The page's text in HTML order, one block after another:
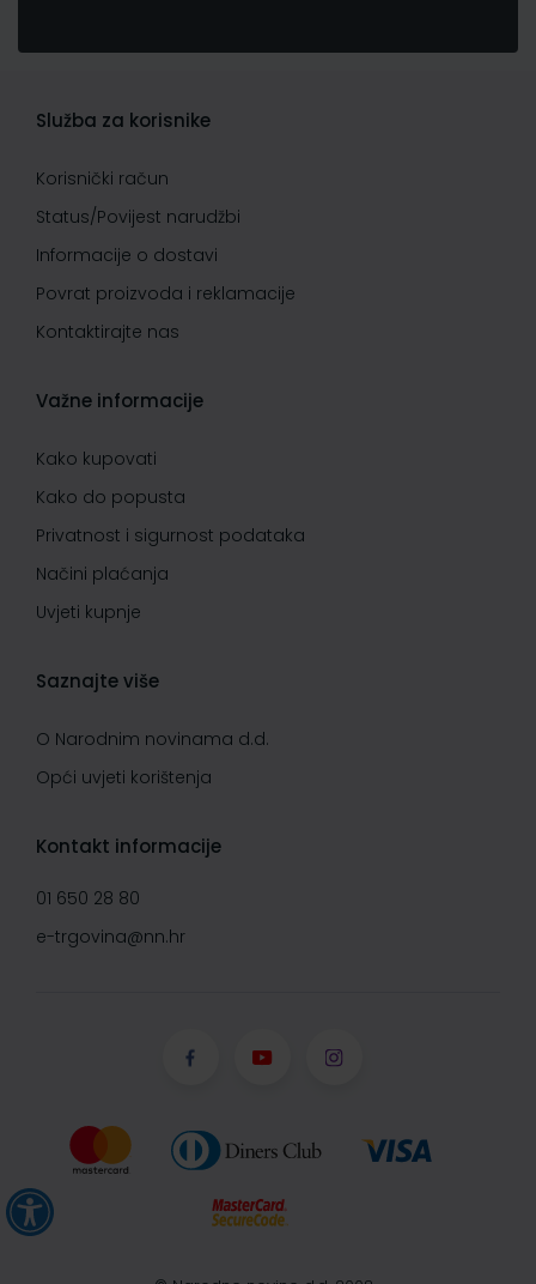
Služba za korisnike
Korisnički račun
Status/Povijest narudžbi
Informacije o dostavi
Povrat proizvoda i reklamacije
Kontaktirajte nas
Važne informacije
Kako kupovati
Kako do popusta
Privatnost i sigurnost podataka
Načini plaćanja
Uvjeti kupnje
Saznajte više
O Narodnim novinama d.d.
Opći uvjeti korištenja
Kontakt informacije
01 650 28 80
e-trgovina@nn.hr